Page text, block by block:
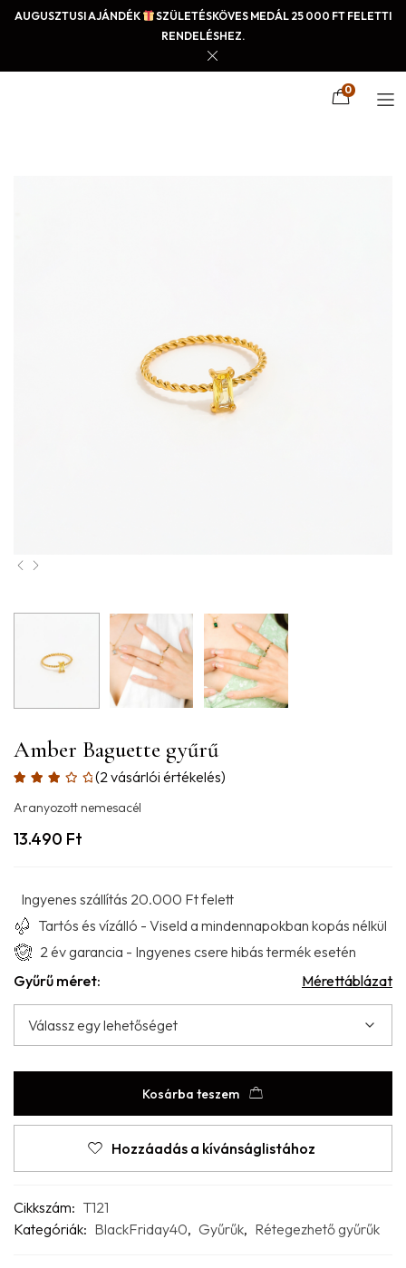
AUGUSZTUSI AJÁNDÉK
SZÜLETÉSKÖVES MEDÁL 25 000 FT FELETTI
RENDELÉSHEZ.
0
Amber Baguette gyűrű
(2vásárlói értékelés)
Aranyozott nemesacél
13.490 Ft
Ingyenes szállítás 20.000 Ft felett
Tartós és vízálló - Viseld a mindennapokban kopás nélkül
2 év garancia - Ingyenes csere hibás termék esetén
Gyűrű méret:
Mérettáblázat
Kosárba teszem
Hozzáadás a kívánságlistához
Cikkszám: T121
Kategóriák: BlackFriday40, Gyűrűk, Rétegezhető gyűrűk